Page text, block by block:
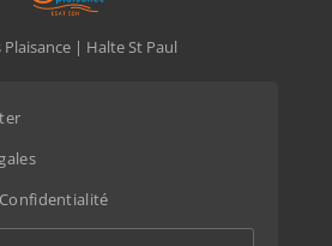
Plaisance | Halte St Paul